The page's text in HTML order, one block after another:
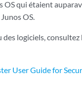
qui étaient
OS.
logiciels, consultez
User Guide for